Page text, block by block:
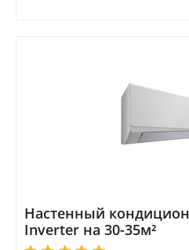
Настенный
Inverter на 30-35м²